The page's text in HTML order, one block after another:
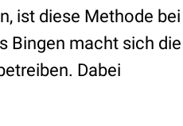
ist diese Methode bei
Bingen macht sich die
Dabei